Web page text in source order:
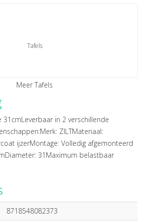
Tafels
Meer Tafels
31cmLeverbaar in 2 verschillende
ZILTMateriaal:
ijzerMontage: Volledig afgemonteerd
31Maximum belastbaar
8718548082373